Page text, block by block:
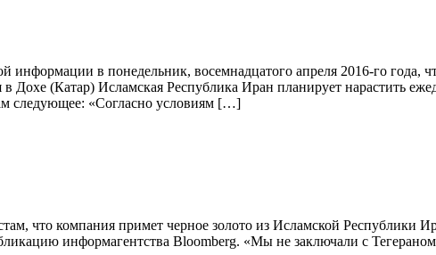
в понедельник, восемнадцатого апреля 2016-го года,
Дохе (Катар) Исламская Республика Иран планирует нарастить
следующее: «Согласно условиям […]
что компания примет черное золото из Исламской Республики
информагентства Bloomberg. «Мы не заключали с